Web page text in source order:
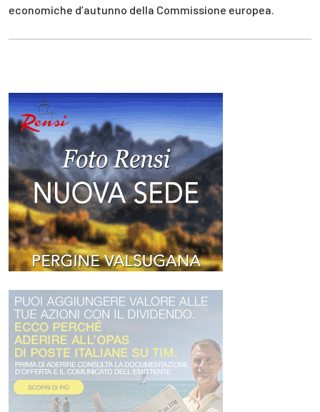
economiche d’autunno della Commissione europea.